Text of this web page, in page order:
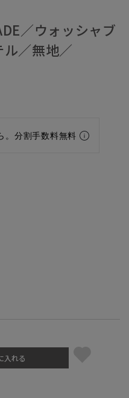
／ウォッシャブ
／無地／
。分割手数料無料
入れる